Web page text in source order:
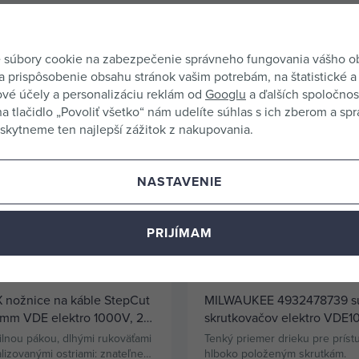
nožnice na káble StepCut
VDE elektro 1000V, 2
56 HRC 9518225
pákou, dlhými rukoväťami
ostriami: znateľne
MILWAUKEE 4932478739
skrutkovačov elektro
SLIM PL + PH + skúšačka
Tenký priemer drieku pre
hlboko položeným skrutkám.
súbory cookie na zabezpečenie správneho fungovania vášho
prispôsobenie obsahu stránok vašim potrebám, na štatistické a
účely a personalizáciu reklám od Googlu a ďalších
tlačidlo „Povoliť všetko“ nám udelíte súhlas s ich zberom a
ten najlepší zážitok z nakupovania.
NASTAVENIE
PRIJÍMAM